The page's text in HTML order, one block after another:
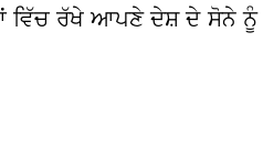
ਵਿੱਚ ਰੱਖੇ ਆਪਣੇ ਦੇਸ਼ ਦੇ ਸੋਨੇ ਨੂੰ